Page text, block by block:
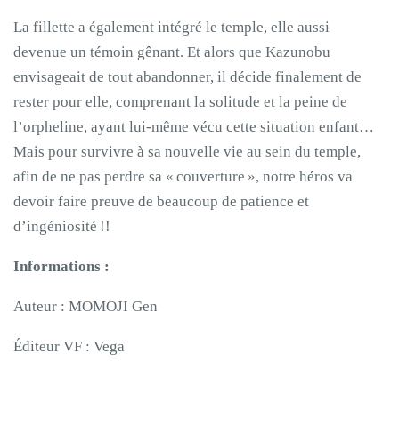
La fillette a également intégré le temple, elle aussi
devenue un témoin gênant. Et alors que Kazunobu
envisageait de tout abandonner, il décide finalement de
rester pour elle, comprenant la solitude et la peine de
l’orpheline, ayant lui-même vécu cette situation enfant…
Mais pour survivre à sa nouvelle vie au sein du temple,
afin de ne pas perdre sa « couverture », notre héros va
devoir faire preuve de beaucoup de patience et
d’ingéniosité !!
Informations :
Auteur : MOMOJI Gen
Éditeur VF : Vega